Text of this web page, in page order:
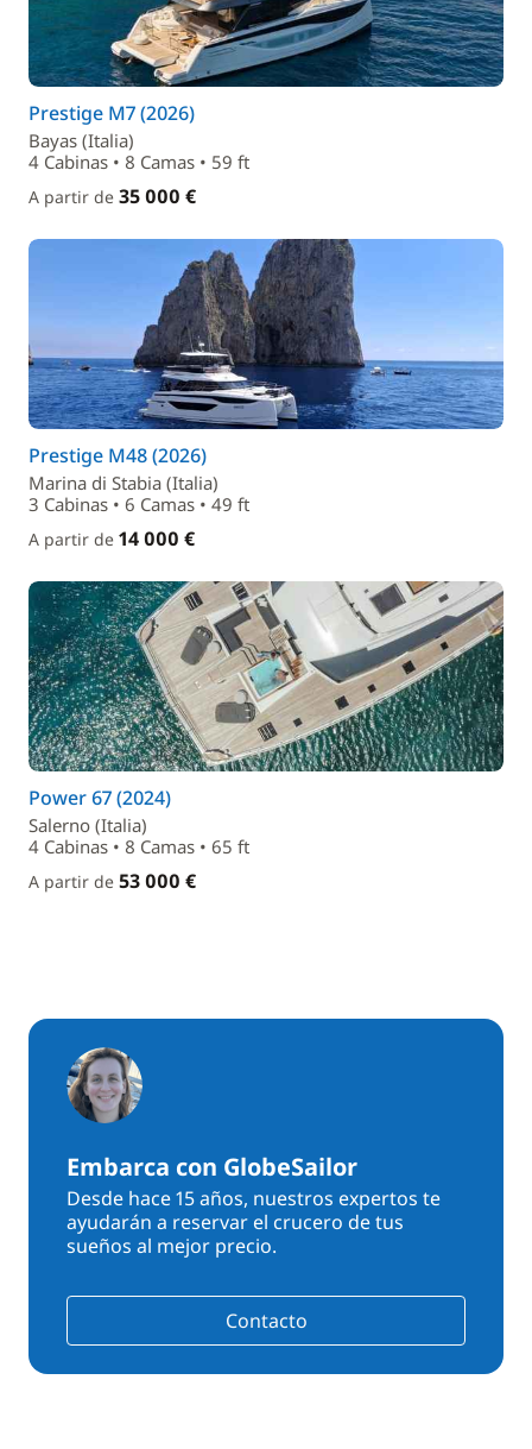
Prestige M7 (2026)
Bayas (Italia)
4 Cabinas • 8 Camas • 59 ft
A partir de 35 000 €
Prestige M48 (2026)
Marina di Stabia (Italia)
3 Cabinas • 6 Camas • 49 ft
A partir de 14 000 €
Power 67 (2024)
Salerno (Italia)
4 Cabinas • 8 Camas • 65 ft
A partir de 53 000 €
Embarca con GlobeSailor
Desde hace 15 años, nuestros expertos te
ayudarán a reservar el crucero de tus
sueños al mejor precio.
Contacto